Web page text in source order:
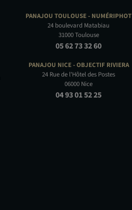
PANAJOU TOULOUSE - NUMÉRIPHOT
24 boulevard Matabiau
31000 Toulouse
05 62 73 32 60
PANAJOU NICE -OBJECTIF RIVIERA
24 Rue de l'Hôtel des Postes
06000 Nice
04 93 01 52 25